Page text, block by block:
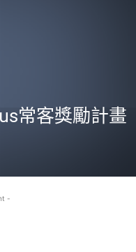
常客獎勵計畫
-